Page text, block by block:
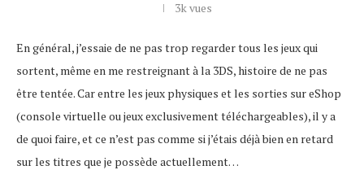
3kvues
En général, j’essaie de ne pas trop regarder tous les jeux qui
sortent, même en me restreignant à la 3DS, histoire de ne pas
être tentée. Car entre les jeux physiques et les sorties sur eShop
(console virtuelle ou jeux exclusivement téléchargeables), il y a
de quoi faire, et ce n’est pas comme si j’étais déjà bien en retard
sur les titres que je possède actuellement…